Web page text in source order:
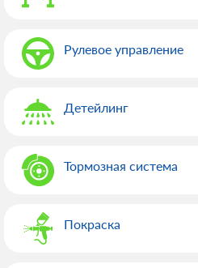
Рулевое управление
Детейлинг
Тормозная система
Покраска